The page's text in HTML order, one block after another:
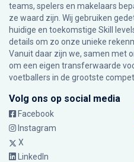
teams, spelers en makelaars
ze waard zijn. Wij gebruiken
huidige en toekomstige Skill
details om zo onze unieke
Vanuit daar zijn we, samen met
om een eigen transferwaarde
voetballers in de grootste
Volg ons op social media
Facebook
Instagram
X
LinkedIn